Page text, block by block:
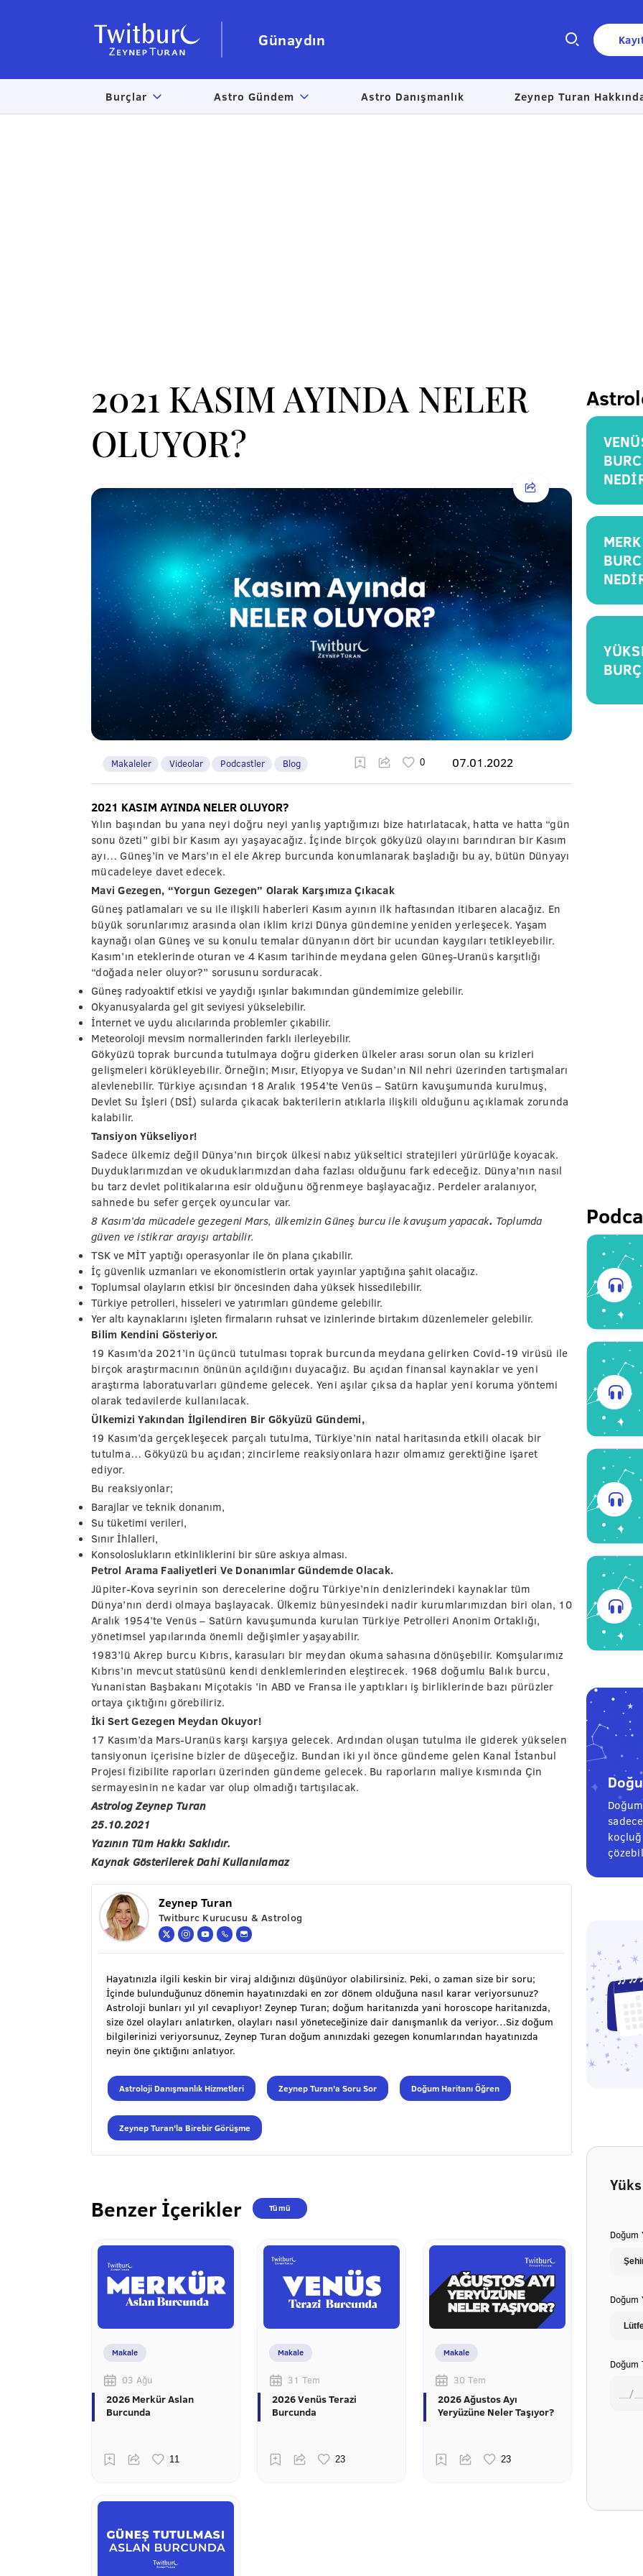
Günaydın
Burçlar Astro Gündem Astro Danışmanlık Zeynep Turan
2021 KASIM AYINDA NELER
OLUYOR?
Makaleler Videolar Podcastler Blog 07.01.2022
2021 KASIM AYINDA NELER OLUYOR?
Yılın başından bu yana neyi doğru neyi yanlış yaptığımızı bize hatırlatacak, hatta ve hatta “gün
sonu özeti” gibi bir Kasım ayı yaşayacağız. İçinde birçok gökyüzü olayını barındıran bir Kasım
ayı… Güneş’in ve Mars’ın el ele Akrep burcunda konumlanarak başladığı bu ay, bütün Dünyayı
mücadeleye davet edecek.
Mavi Gezegen, “Yorgun Gezegen” Olarak Karşımıza Çıkacak
Güneş patlamaları ve su ile ilişkili haberleri Kasım ayının ilk haftasından itibaren alacağız. En
büyük sorunlarımız arasında olan iklim krizi Dünya gündemine yeniden yerleşecek. Yaşam
kaynağı olan Güneş ve su konulu temalar dünyanın dört bir ucundan kaygıları tetikleyebilir.
Kasım’ın eteklerinde oturan ve 4 Kasım tarihinde meydana gelen Güneş-Uranüs karşıtlığı
“doğada neler oluyor?” sorusunu sorduracak.
Güneş radyoaktif etkisi ve yaydığı ışınlar bakımından gündemimize gelebilir.
Okyanusyalarda gel git seviyesi yükselebilir.
İnternet ve uydu alıcılarında problemler çıkabilir.
Meteoroloji mevsim normallerinden farklı ilerleyebilir.
Gökyüzü toprak burcunda tutulmaya doğru giderken ülkeler arası sorun olan su krizleri
gelişmeleri körükleyebilir. Örneğin; Mısır, Etiyopya ve Sudan’ın Nil nehri üzerinden tartışmaları
alevlenebilir. Türkiye açısından 18 Aralık 1954’te Venüs – Satürn kavuşumunda kurulmuş,
Devlet Su İşleri (DSİ) sularda çıkacak bakterilerin atıklarla ilişkili olduğunu açıklamak zorunda
kalabilir.
Tansiyon Yükseliyor!
Sadece ülkemiz değil Dünya’nın birçok ülkesi nabız yükseltici stratejileri yürürlüğe koyacak.
Duyduklarımızdan ve okuduklarımızdan daha fazlası olduğunu fark edeceğiz. Dünya’nın nasıl
bu tarz devlet politikalarına esir olduğunu öğrenmeye başlayacağız. Perdeler aralanıyor,
sahnede bu sefer gerçek oyuncular var.
8 Kasım’da mücadele gezegeni Mars, ülkemizin Güneş burcu ile kavuşum yapacak. Toplumda
güven ve istikrar arayışı artabilir.
TSK ve MİT yaptığı operasyonlar ile ön plana çıkabilir.
İç güvenlik uzmanları ve ekonomistlerin ortak yayınlar yaptığına şahit olacağız.
Toplumsal olayların etkisi bir öncesinden daha yüksek hissedilebilir.
Türkiye petrolleri, hisseleri ve yatırımları gündeme gelebilir.
Yer altı kaynaklarını işleten firmaların ruhsat ve izinlerinde birtakım düzenlemeler gelebilir.
Bilim Kendini Gösteriyor.
19 Kasım’da 2021’in üçüncü tutulması toprak burcunda meydana gelirken Covid-19 virüsü ile
birçok araştırmacının önünün açıldığını duyacağız. Bu açıdan finansal kaynaklar ve yeni
araştırma laboratuvarları gündeme gelecek. Yeni aşılar çıksa da haplar yeni koruma yöntemi
olarak tedavilerde kullanılacak.
Ülkemizi Yakından İlgilendiren Bir Gökyüzü Gündemi,
19 Kasım’da gerçekleşecek parçalı tutulma, Türkiye’nin natal haritasında etkili olacak bir
tutulma… Gökyüzü bu açıdan; zincirleme reaksiyonlara hazır olmamız gerektiğine işaret
ediyor.
Bu reaksiyonlar;
Barajlar ve teknik donanım,
Su tüketimi verileri,
Sınır İhlalleri,
Konsoloslukların etkinliklerini bir süre askıya alması.
Petrol Arama Faaliyetleri Ve Donanımlar Gündemde Olacak.
Jüpiter-Kova seyrinin son derecelerine doğru Türkiye’nin denizlerindeki kaynaklar tüm
Dünya’nın derdi olmaya başlayacak. Ülkemiz bünyesindeki nadir kurumlarımızdan biri olan, 10
Aralık 1954’te Venüs – Satürn kavuşumunda kurulan Türkiye Petrolleri Anonim Ortaklığı,
yönetimsel yapılarında önemli değişimler yaşayabilir.
1983’lü Akrep burcu Kıbrıs, karasuları bir meydan okuma sahasına dönüşebilir. Komşularımız
Kıbrıs’ın mevcut statüsünü kendi denklemlerinden eleştirecek. 1968 doğumlu Balık burcu,
Yunanistan Başbakanı Miçotakis ’in ABD ve Fransa ile yaptıkları iş birliklerinde bazı pürüzler
ortaya çıktığını görebiliriz.
İki Sert Gezegen Meydan Okuyor!
17 Kasım’da Mars-Uranüs karşı karşıya gelecek. Ardından oluşan tutulma ile giderek yükselen
tansiyonun içerisine bizler de düşeceğiz. Bundan iki yıl önce gündeme gelen Kanal İstanbul
Projesi fizibilite raporları üzerinden gündeme gelecek. Bu raporların maliye kısmında Çin
sermayesinin ne kadar var olup olmadığı tartışılacak.
Astrolog Zeynep Turan
25.10.2021
Yazının Tüm Hakkı Saklıdır.
Kaynak Gösterilerek Dahi Kullanılamaz
Zeynep Turan
Twitburc Kurucusu & Astrolog
Hayatınızla ilgili keskin bir viraj aldığınızı düşünüyor olabilirsiniz. Peki, o zaman size bir soru;
İçinde bulunduğunuz dönemin hayatınızdaki en zor dönem olduğuna nasıl karar veriyorsunuz?
Astroloji bunları yıl yıl cevaplıyor! Zeynep Turan; doğum haritanızda yani horoscope haritanızda,
size özel olayları anlatırken, olayları nasıl yöneteceğinize dair danışmanlık da veriyor…Siz doğum
bilgilerinizi veriyorsunuz, Zeynep Turan doğum anınızdaki gezegen konumlarından hayatınızda
neyin öne çıktığını anlatıyor.
Astroloji Danışmanlık Hizmetleri Zeynep Turan'a Soru Sor Doğum Haritanı Öğren
Zeynep Turan'la Birebir Görüşme
Benzer İçerikler Tümü
Makale
03 Ağu
2026 Merkür Aslan
Burcunda
Makale
31 Tem
2026 Venüs Terazi
Burcunda
Makale
30 Tem
2026 Ağustos Ayı
Yeryüzüne Neler Taşıyor?
BURÇ
Doğum
Doğum
Doğum